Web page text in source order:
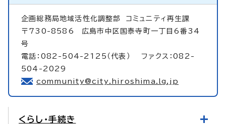
企画総務局地域活性化調整部 コミュニティ再生課
〒730-8586 広島市中区国泰寺町一丁目6番34
号
電話：082-504-2125（代表） ファクス：082-
504-2029
community@city.hiroshima.lg.jp
くらし・手続き